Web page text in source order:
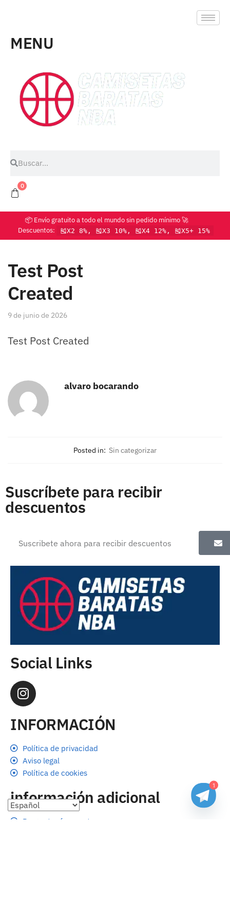
MENU
0
📦 Envío gratuito a todo el mundo sin pedido mínimo 🚀
Descuentos:
🎽X2 8%, 🎽X3 10%, 🎽X4 12%, 🎽X5+ 15%
Test Post
Created
9 de junio de 2026
Test Post Created
alvaro bocarando
Posted in: Sin categorizar
Suscríbete para recibir
descuentos
Social Links
INFORMACIÓN
Política de privacidad
Aviso legal
Política de cookies
información adicional
Preguntas frecuentes
1